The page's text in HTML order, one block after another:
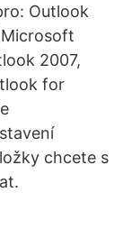
Outlook
Microsoft
2007,
for
chcete s